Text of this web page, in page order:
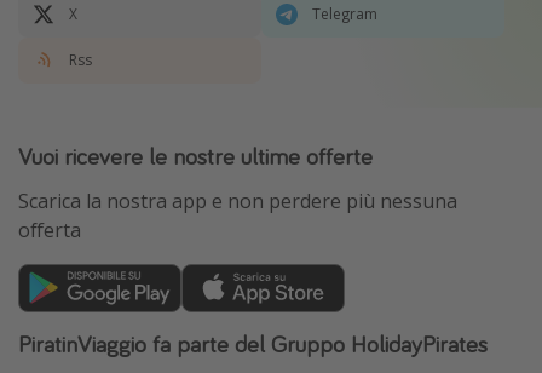
X Telegram
Rss
Vuoi ricevere le nostre ultime offerte
Scarica la nostra app e non perdere più nessuna
offerta
PiratinViaggio fa parte del Gruppo HolidayPirates